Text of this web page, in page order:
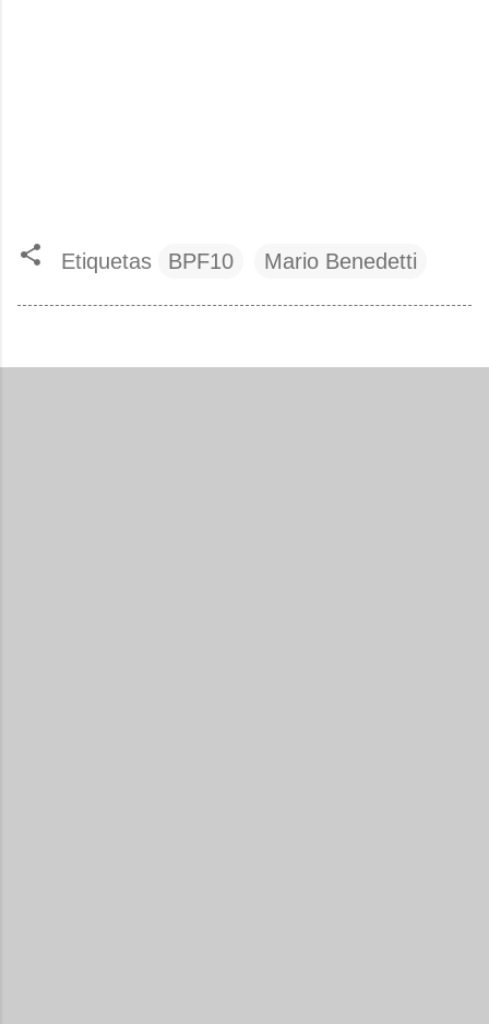
Etiquetas BPF10 Mario Benedetti